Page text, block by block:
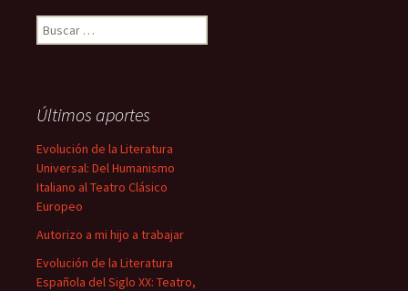
Buscar:
Últimos aportes
Evolución de la Literatura
Universal: Del Humanismo
Italiano al Teatro Clásico
Europeo
Autorizo a mi hijo a trabajar
Evolución de la Literatura
Española del Siglo XX: Teatro,